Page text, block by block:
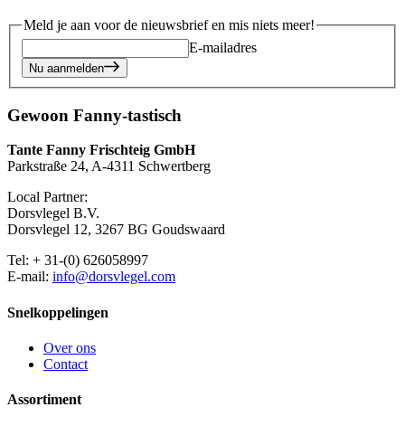
Meld je aan voor de nieuwsbrief en mis niets meer!
E-mailadres
Nu aanmelden
Gewoon Fanny-tastisch
Tante Fanny Frischteig GmbH
Parkstraße 24, A-4311 Schwertberg
Local Partner:
Dorsvlegel B.V.
Dorsvlegel 12, 3267 BG Goudswaard
Tel: + 31-(0) 626058997
E-mail: info@dorsvlegel.com
Snelkoppelingen
Over ons
Contact
Assortiment